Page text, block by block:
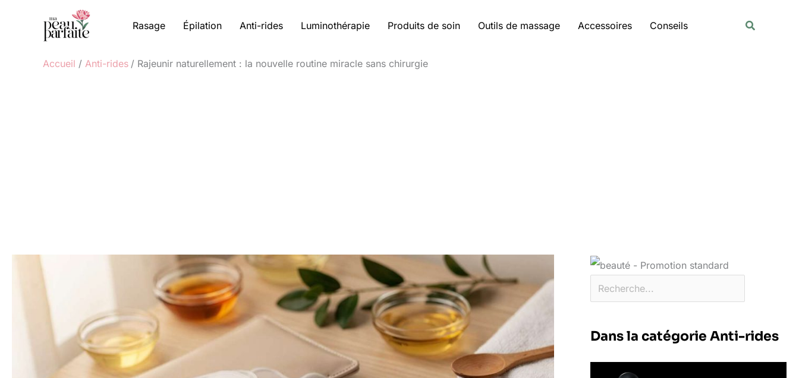
Rasage Épilation Anti-rides Luminothérapie Produits de soin Outils de massage Accessoires Conseils
Accueil Anti-rides Rajeunir naturellement : la nouvelle routine miracle sans chirurgie
Dans la catégorie Anti-rides